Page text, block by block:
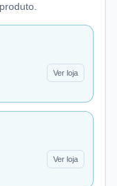
Ver loja
Ver loja